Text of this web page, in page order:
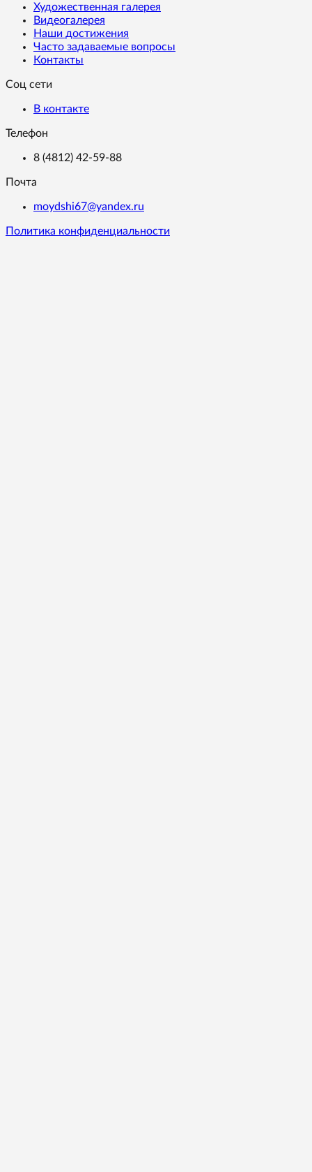
Художественная галерея
Видеогалерея
Наши достижения
Часто задаваемые вопросы
Контакты
Соц сети
В контакте
Телефон
8 (4812) 42-59-88
Почта
moydshi67@yandex.ru
Политика конфиденциальности